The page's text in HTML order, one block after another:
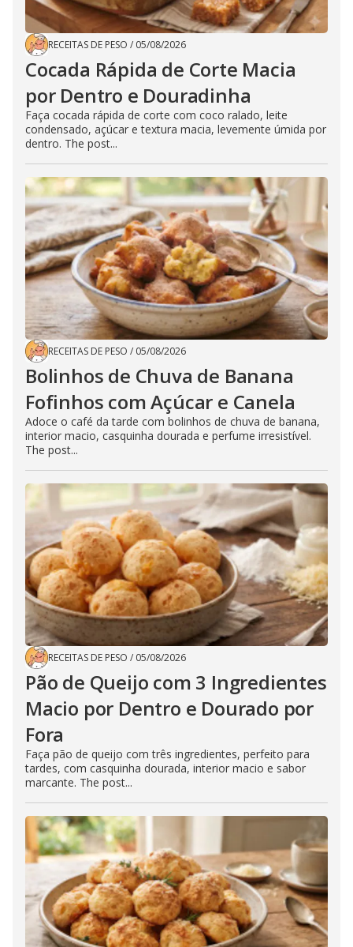
RECEITAS DE PESO / 05/08/2026
Cocada Rápida de Corte Macia
por Dentro e Douradinha
Faça cocada rápida de corte com coco ralado, leite
condensado, açúcar e textura macia, levemente úmida por
dentro. The post...
RECEITAS DE PESO / 05/08/2026
Bolinhos de Chuva de Banana
Fofinhos com Açúcar e Canela
Adoce o café da tarde com bolinhos de chuva de banana,
interior macio, casquinha dourada e perfume irresistível.
The post...
RECEITAS DE PESO / 05/08/2026
Pão de Queijo com 3 Ingredientes
Macio por Dentro e Dourado por
Fora
Faça pão de queijo com três ingredientes, perfeito para
tardes, com casquinha dourada, interior macio e sabor
marcante. The post...